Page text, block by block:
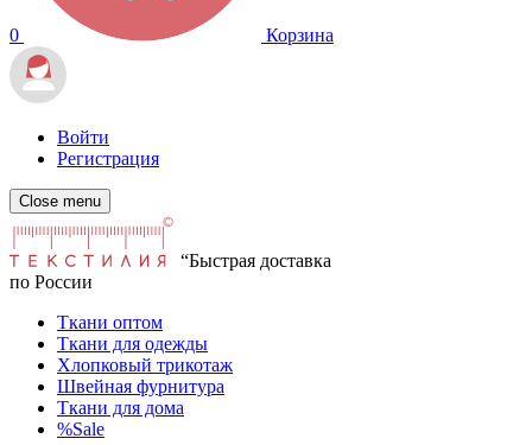
0 Корзина
Войти
Регистрация
Close menu
“Быстрая доставка
по России
Ткани оптом
Ткани для одежды
Хлопковый трикотаж
Швейная фурнитура
Ткани для дома
%Sale